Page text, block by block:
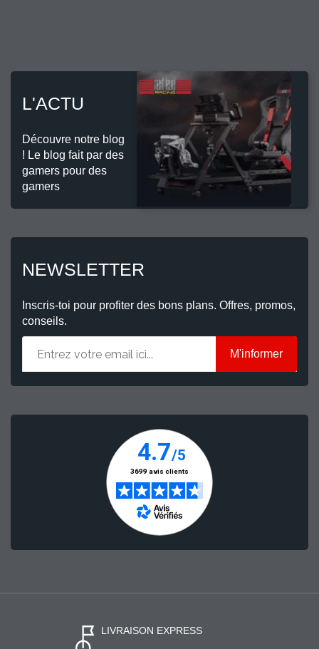
L'ACTU
Découvre notre blog
! Le blog fait par des
gamers pour des
gamers
NEWSLETTER
Inscris-toi pour profiter des bons plans. Offres, promos,
conseils.
M'informer
LIVRAISON EXPRESS